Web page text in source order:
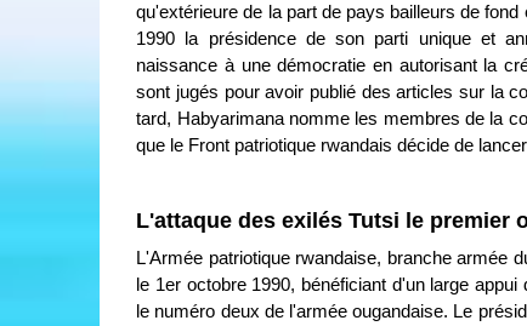
qu'extérieure de la part de pays bailleurs de
1990 la présidence de son parti unique et
naissance à une démocratie en autorisant la
sont jugés pour avoir publié des articles sur la
tard, Habyarimana nomme les membres de la
que le Front patriotique rwandais décide de
L'attaque des exilés Tutsi le premier
L'Armée patriotique rwandaise, branche armée
le 1er octobre 1990, bénéficiant d'un large
le numéro deux de l'armée ougandaise. Le